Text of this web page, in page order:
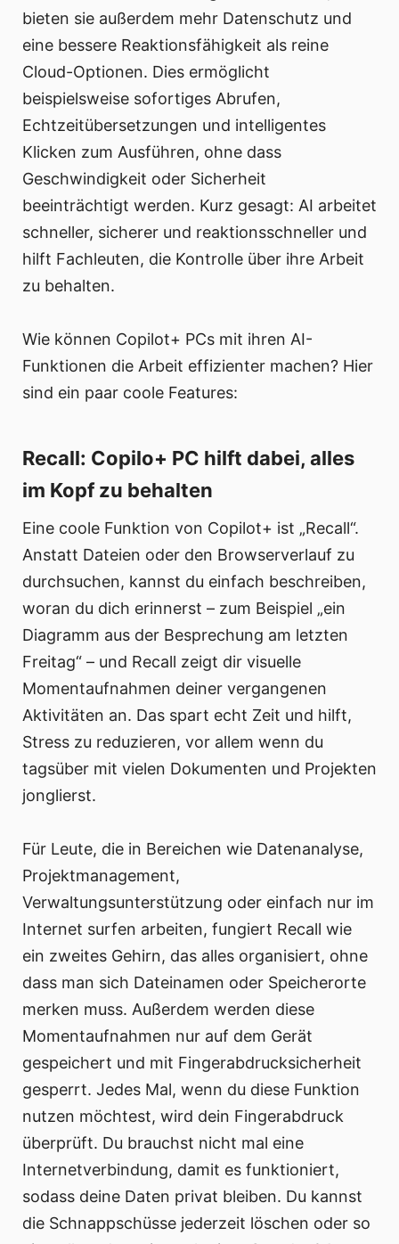
bieten sie außerdem mehr Datenschutz und
eine bessere Reaktionsfähigkeit als reine
Cloud-Optionen. Dies ermöglicht
beispielsweise sofortiges Abrufen,
Echtzeitübersetzungen und intelligentes
Klicken zum Ausführen, ohne dass
Geschwindigkeit oder Sicherheit
beeinträchtigt werden. Kurz gesagt: AI arbeitet
schneller, sicherer und reaktionsschneller und
hilft Fachleuten, die Kontrolle über ihre Arbeit
zu behalten.
Wie können Copilot+ PCs mit ihren AI-
Funktionen die Arbeit effizienter machen? Hier
sind ein paar coole Features:
Recall: Copilo+ PC hilft dabei, alles
im Kopf zu behalten
Eine coole Funktion von Copilot+ ist „Recall“.
Anstatt Dateien oder den Browserverlauf zu
durchsuchen, kannst du einfach beschreiben,
woran du dich erinnerst – zum Beispiel „ein
Diagramm aus der Besprechung am letzten
Freitag“ – und Recall zeigt dir visuelle
Momentaufnahmen deiner vergangenen
Aktivitäten an. Das spart echt Zeit und hilft,
Stress zu reduzieren, vor allem wenn du
tagsüber mit vielen Dokumenten und Projekten
jonglierst.
Für Leute, die in Bereichen wie Datenanalyse,
Projektmanagement,
Verwaltungsunterstützung oder einfach nur im
Internet surfen arbeiten, fungiert Recall wie
ein zweites Gehirn, das alles organisiert, ohne
dass man sich Dateinamen oder Speicherorte
merken muss. Außerdem werden diese
Momentaufnahmen nur auf dem Gerät
gespeichert und mit Fingerabdrucksicherheit
gesperrt. Jedes Mal, wenn du diese Funktion
nutzen möchtest, wird dein Fingerabdruck
überprüft. Du brauchst nicht mal eine
Internetverbindung, damit es funktioniert,
sodass deine Daten privat bleiben. Du kannst
die Schnappschüsse jederzeit löschen oder so